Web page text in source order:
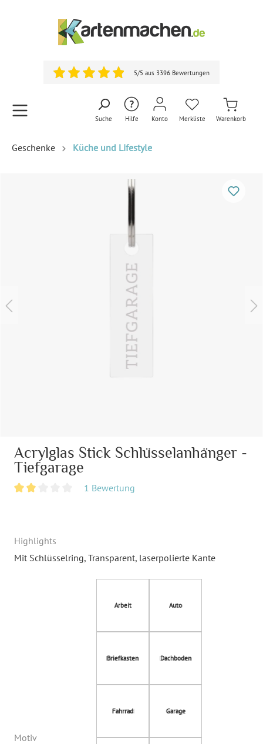
5/5 aus 3396 Bewertungen
Suche Hilfe Konto Merkliste Warenkorb
Geschenke Küche und Lifestyle
Acrylglas Stick Schlüsselanhänger -
Tiefgarage
1 Bewertung
Highlights
Mit Schlüsselring, Transparent, laserpolierte Kante
Motiv
Arbeit Auto
Briefkasten Dachboden
Fahrrad Garage